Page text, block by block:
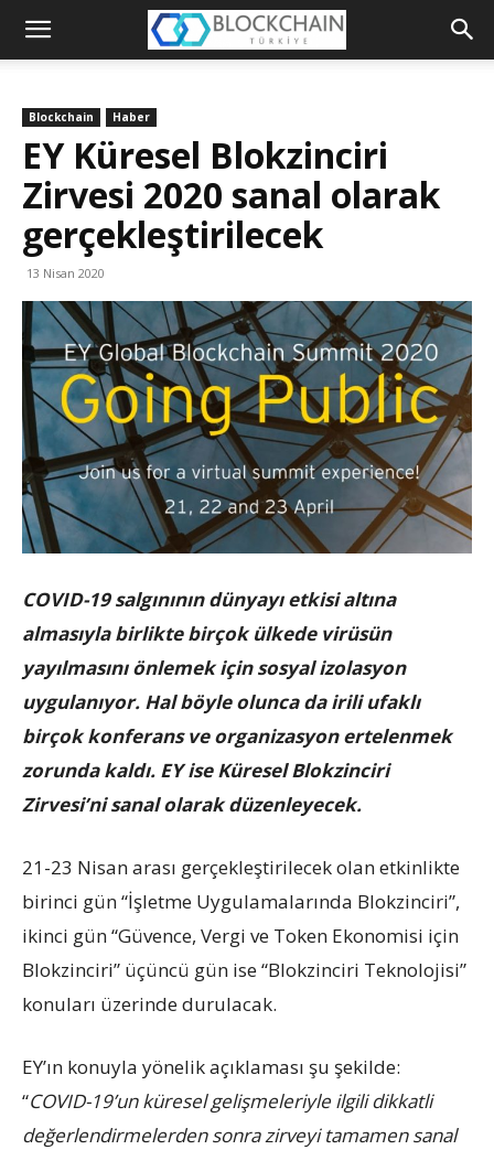
Blockchain
Blockchain Haber
EY Küresel Blokzinciri
Zirvesi 2020 sanal olarak
gerçekleştirilecek
13 Nisan 2020
COVID-19 salgınının dünyayı etkisi altına
almasıyla birlikte birçok ülkede virüsün
yayılmasını önlemek için sosyal izolasyon
uygulanıyor. Hal böyle olunca da irili ufaklı
birçok konferans ve organizasyon ertelenmek
zorunda kaldı. EY ise Küresel Blokzinciri
Zirvesi’ni sanal olarak düzenleyecek.
21-23 Nisan arası gerçekleştirilecek olan etkinlikte
birinci gün “İşletme Uygulamalarında Blokzinciri”,
ikinci gün “Güvence, Vergi ve Token Ekonomisi için
Blokzinciri” üçüncü gün ise “Blokzinciri Teknolojisi”
konuları üzerinde durulacak.
EY’ın konuyla yönelik açıklaması şu şekilde:
“COVID-19’un küresel gelişmeleriyle ilgili dikkatli
değerlendirmelerden sonra zirveyi tamamen sanal